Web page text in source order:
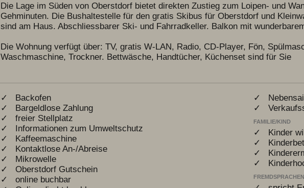
Die Lage im Süden von Oberstdorf bietet direkten Zustieg zum Loipen- und
Gehminuten. Die Bushaltestelle für den gratis Skibus für Oberstdorf und
sind am Haus. Abschliessbarer Ski- und Fahrradkeller. Balkon mit
Die Wohnung verfügt über: TV, gratis W-LAN, Radio, CD-Player, Fön,
Waschmaschine, Trockner. Bettwäsche, Handtücher, Küchenset sind für Sie
✓ Backofen
✓ Bargeldlose Zahlung
✓ freier Stellplatz
✓ Informationen zum Umweltschutz
✓ Kaffeemaschine
✓ Kontaktlose An-/Abreise
✓ Mikrowelle
✓ Oberstdorf Gutschein
✓ online buchbar
✓
✓
FAMILIE/KIND
✓ Kinder
✓
✓
✓
FREMDSPRACHEN